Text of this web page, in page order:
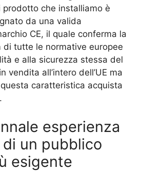
prodotto che installiamo è
da una valida
CE, il quale conferma la
di tutte le normative europee
e alla sicurezza stessa del
vendita all’intero dell’UE ma
caratteristica acquista
esperienza
un pubblico
esigente